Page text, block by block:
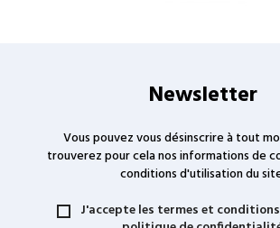
Newsletter
Vous pouvez vous désinscrire à tout
trouverez pour cela nos informations de
conditions d'utilisation du
J'accepte les termes et